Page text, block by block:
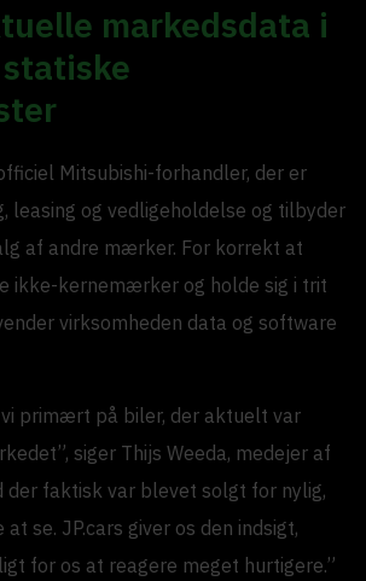
markedsdata i
Mitsubishi-forhandler, der er
leasing og vedligeholdelse og tilbyder
af andre mærker. For korrekt at
ikke-kernemærker og holde sig i trit
virksomheden data og software
vi primært på biler, der aktuelt var
siger Thijs Weeda, medejer af
der faktisk var blevet solgt for nylig,
se. JP.cars giver os den indsigt,
for os at reagere meget hurtigere.”